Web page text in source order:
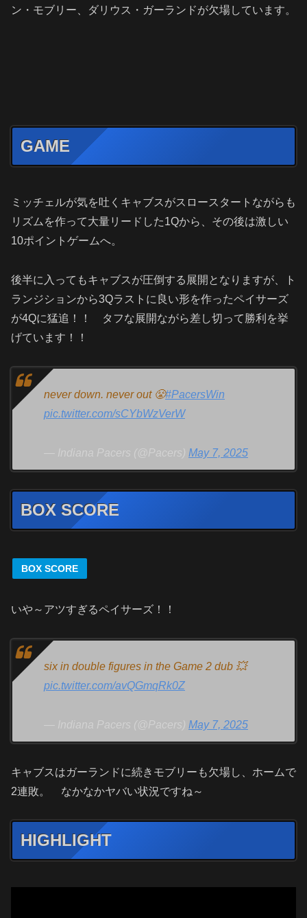
ン・モブリー、ダリウス・ガーランドが欠場しています。
GAME
ミッチェルが気を吐くキャブスがスロースタートながらも
リズムを作って大量リードした1Qから、その後は激しい
10ポイントゲームへ。
後半に入ってもキャブスが圧倒する展開となりますが、ト
ランジションから3Qラストに良い形を作ったペイサーズ
が4Qに猛追！！ タフな展開ながら差し切って勝利を挙
げています！！
never down. never out 😤#PacersWin
pic.twitter.com/sCYbWzVerW
— Indiana Pacers (@Pacers) May 7, 2025
BOX SCORE
BOX SCORE
いや～アツすぎるペイサーズ！！
six in double figures in the Game 2 dub 💥
pic.twitter.com/avQGmqRk0Z
— Indiana Pacers (@Pacers) May 7, 2025
キャブスはガーランドに続きモブリーも欠場し、ホームで
2連敗。 なかなかヤバい状況ですね～
HIGHLIGHT